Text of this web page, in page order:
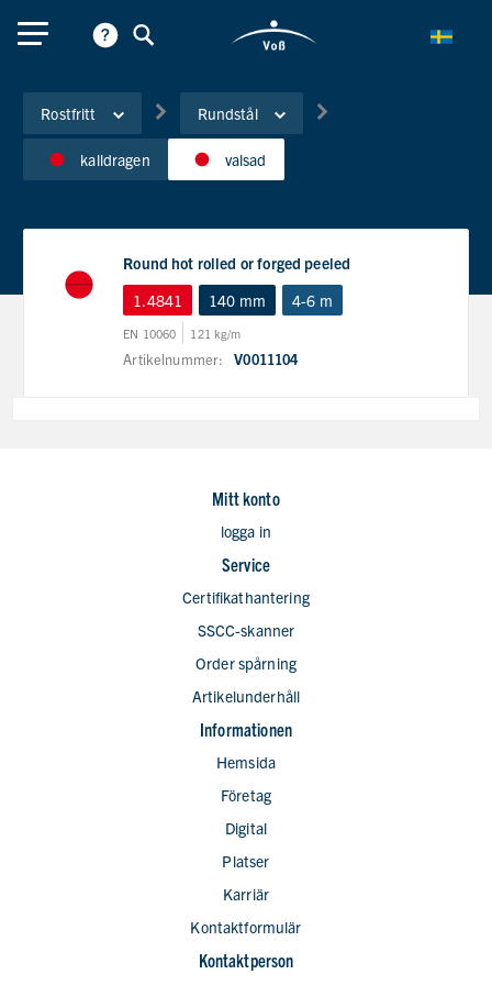
Rostfritt Rundstål
kalldragen valsad
Round hot rolled or forged peeled
1.4841
140 mm 4-6 m
EN 10060 121 kg/m
Artikelnummer: V0011104
Mitt konto
logga in
Service
Certifikathantering
SSCC-skanner
Order spårning
Artikelunderhåll
Informationen
Hemsida
Företag
Digital
Platser
Karriär
Kontaktformulär
Kontaktperson